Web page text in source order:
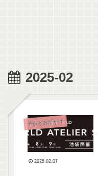
2025-02
子供とお出かけ
2025.02.07